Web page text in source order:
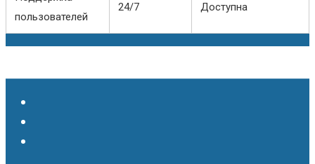
пользователей
24/7 Доступна